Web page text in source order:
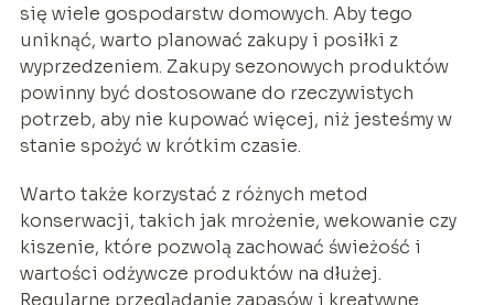
się wiele gospodarstw domowych. Aby tego
uniknąć, warto planować zakupy i posiłki z
wyprzedzeniem. Zakupy sezonowych produktów
powinny być dostosowane do rzeczywistych
potrzeb, aby nie kupować więcej, niż jesteśmy w
stanie spożyć w krótkim czasie.
Warto także korzystać z różnych metod
konserwacji, takich jak mrożenie, wekowanie czy
kiszenie, które pozwolą zachować świeżość i
wartości odżywcze produktów na dłużej.
Regularne przeglądanie zapasów i kreatywne